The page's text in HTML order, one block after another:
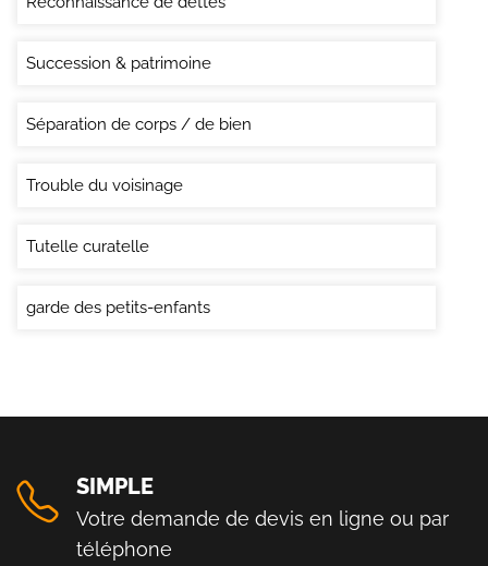
Succession & patrimoine
Séparation de corps / de bien
Trouble du voisinage
Tutelle curatelle
garde des petits-enfants
SIMPLE
Votre demande de devis en ligne ou par
téléphone